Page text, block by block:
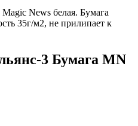
News белая. Бумага
35г/м2, не прилипает к
3 Бумага MN